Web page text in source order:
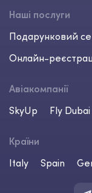
Наші послуги
Подарунковий
Онлайн-
Авіакомпанії
SkyUp
Fly Dubai
Країни
Italy
Spain